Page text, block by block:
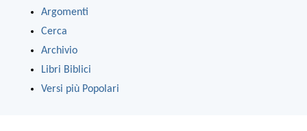
Argomenti
Cerca
Archivio
Libri Biblici
Versi più Popolari